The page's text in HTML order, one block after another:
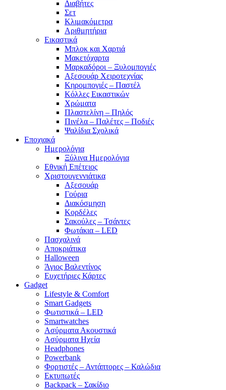
Διαβήτες
Σετ
Κλιμακόμετρα
Αριθμητήρια
Εικαστικά
Μπλοκ και Χαρτιά
Μακετόχαρτα
Μαρκαδόροι – Ξυλομπογιές
Αξεσουάρ Χειροτεχνίας
Κηρομπογιές – Παστέλ
Κόλλες Εικαστικών
Χρώματα
Πλαστελίνη – Πηλός
Πινέλα – Παλέτες – Ποδιές
Ψαλίδια Σχολικά
Εποχιακά
Ημερολόγια
Ξύλινα Ημερολόγια
Εθνική Επέτειος
Χριστουγεννιάτικα
Αξεσουάρ
Γούρια
Διακόσμηση
Κορδέλες
Σακούλες – Τσάντες
Φωτάκια – LED
Πασχαλινά
Αποκριάτικα
Halloween
Άγιος Βαλεντίνος
Ευχετήριες Κάρτες
Gadget
Lifestyle & Comfort
Smart Gadgets
Φωτιστικά – LED
Smartwatches
Ασύρματα Ακουστικά
Ασύρματα Ηχεία
Headphones
Powerbank
Φορτιστές – Αντάπτορες – Καλώδια
Εκτυπωτές
Backpack – Σακίδιο